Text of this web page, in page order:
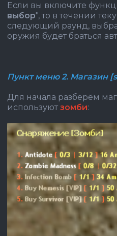
Если вы включите
выбор", то в течении
следующий раунд,
оружия будет браться
Пункт меню 2. Магазин
Для начала разберём
используют зомби: